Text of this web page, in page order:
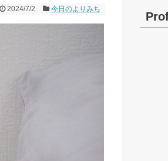
2024/7/2 今日のよりみち